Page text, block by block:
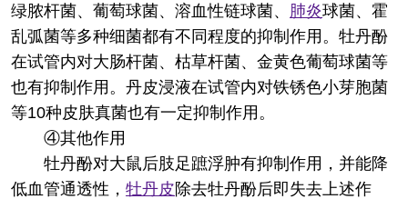
绿脓杆菌、葡萄球菌、溶血性链球菌、 肺炎球菌、霍
乱弧菌等多种细菌都有不同程度的抑制作用。牡丹酚
在试管内对大肠杆菌、枯草杆菌、金黄色葡萄球菌等
也有抑制作用。丹皮浸液在试管内对铁锈色小芽胞菌
等10种皮肤真菌也有一定抑制作用。
④其他作用
牡丹酚对大鼠后肢足蹠浮肿有抑制作用，并能降
低血管通透性， 牡丹皮除去牡丹酚后即失去上述作